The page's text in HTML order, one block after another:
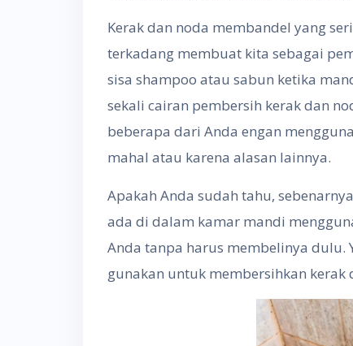
Kerak dan noda membandel yang
terkadang membuat kita sebagai
sisa shampoo atau sabun ketika
sekali cairan pembersih kerak dan
beberapa dari Anda engan
mahal atau karena alasan lainnya.
Apakah Anda sudah tahu,
ada di dalam kamar mandi
Anda tanpa harus membelinya dulu.
gunakan untuk membersihkan